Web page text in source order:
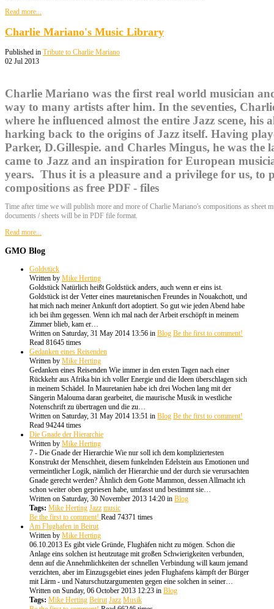
Read more...
Charlie Mariano's Music Library
Published in Tribute to Charlie Mariano
02 Jul 2013
Charlie Mariano was the first real world musician
way to many artists after him. In the seventies,
where he influenced almost the entire Jazz scene, his
harking back to the origins of Jazz itself. Having
Parker, D.Gillespie. and Charles Mingus, he was the
came to Jazz and an inspiration for European
years. Thus it is a pleasure and a privilege for us, to
compositions as free PDF - files
Time after time we will publish more and more of Charlie Mariano's compositions as sheet
documents / sheets will be in PDF file format.
Read more...
GMO Blog
Goldstück
Written by Mike Herting
Goldstück Natürlich heißt Goldstück anders, auch wenn er eins ist.
Goldstück ist der Vetter eines mauretanischen Freundes in Nouakchott, und
hat mich nach meiner Ankunft dort adoptiert. So gut wie jeden Abend habe
ich bei ihm gegessen. Wenn ich mal nach der Arbeit erschöpft in meinem
Zimmer blieb, kam er…
Written on Saturday, 31 May 2014 13:56 in Blog Be the first to comment!
Read 81645 times
Gedanken eines Reisenden
Written by Mike Herting
Gedanken eines Reisenden Wie immer in den ersten Tagen nach einer
Rückkehr aus Afrika bin ich voller Energie und die Ideen überschlagen sich
in meinem Schädel. In Mauretanien habe ich drei Wochen lang mit der
Sängerin Malouma daran gearbeitet, die maurische Musik in westliche
Notenschrift zu übertragen und die zu…
Written on Saturday, 31 May 2014 13:51 in Blog Be the first to comment!
Read 94244 times
Die Gnade der Hierarchie
Written by Mike Herting
7 - Die Gnade der Hierarchie Wie nur soll ich dem kompliziertesten
Konstrukt der Menschheit, diesem funkelnden Edelstein aus Emotionen und
vermeintlicher Logik, nämlich der Hierarchie und der durch sie verursachten
Gnade gerecht werden? Ähnlich dem Gotte Mammon, dessen Allmacht ich
schon weiter oben gepriesen habe, umfasst und bestimmt sie…
Written on Saturday, 30 November 2013 14:20 in Blog
Tags: Mike Herting Jazz music
Be the first to comment! Read 74371 times
Am Flughafen in Beirut
Written by Mike Herting
06.10.2013 Es gibt viele Gründe, Flughäfen nicht zu mögen. Schon die
Anlage eins solchen ist heutzutage mit großen Schwierigkeiten verbunden,
denn auf die Annehmlichkeiten der schnellen Verbindung will kaum jemand
verzichten, aber im Einzugsgebiet eines jeden Flughafens kämpft der Bürger
mit Lärm - und Naturschutzargumenten gegen eine solchen in seiner…
Written on Sunday, 06 October 2013 12:23 in Blog
Tags: Mike Herting Beirut Jazz Musik